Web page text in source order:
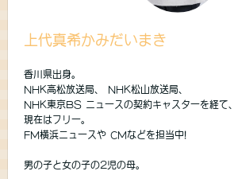
上代真希かみだいまき
香川県出身。
NHK高松放送局、 NHK松山放送局、
NHK東京BS ニュースの契約キャスターを経て、
現在はフリー。
FM横浜ニュースや CMなどを担当中!
男の子と女の子の2児の母。